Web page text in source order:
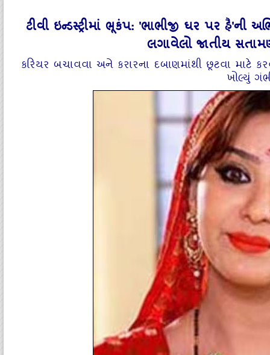
ટીવી ઇન્ડસ્ટ્રીમાં ભૂકંપ: 'ભાભીજી ઘર પર હૈ'ની
લગાવેલો જાતીય
કરિયર બચાવવા અને કરારના દબાણમાંથી છૂટવા માટે
ખોલ્યું